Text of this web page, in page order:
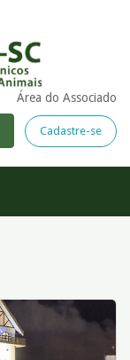
Área do Associado
Cadastre-se